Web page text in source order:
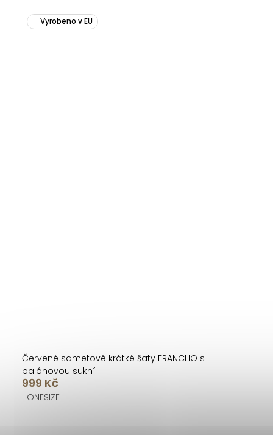
Vyrobeno v EU
Červené sametové krátké šaty FRANCHO s
balónovou sukní
999 Kč
ONESIZE